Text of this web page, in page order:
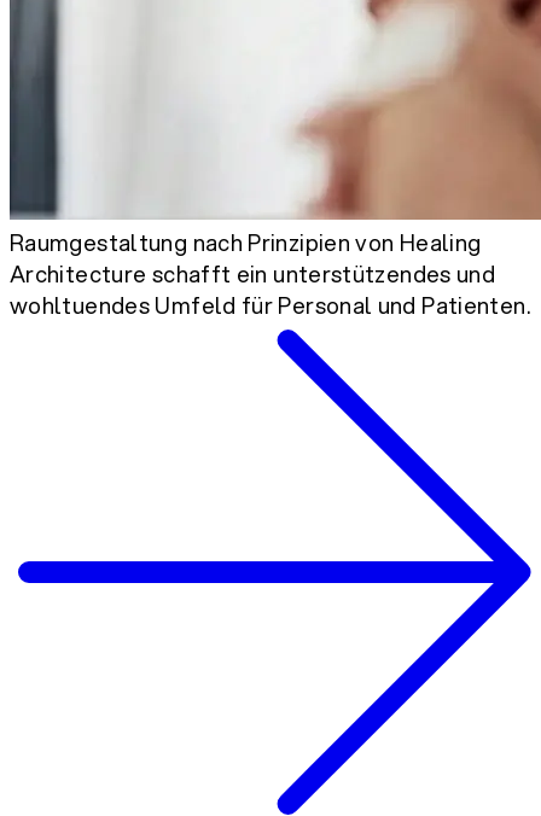
Raumgestaltung nach Prinzipien von Healing
Architecture schafft ein unterstützendes und
wohltuendes Umfeld für Personal und Patienten.